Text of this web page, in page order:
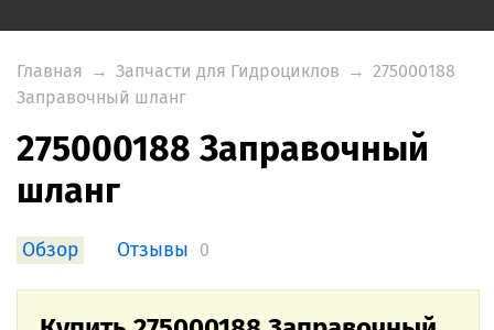
Главная → Запчасти для Гидроциклов → 275000188
Заправочный шланг
275000188 Заправочный
шланг
Обзор Отзывы 0